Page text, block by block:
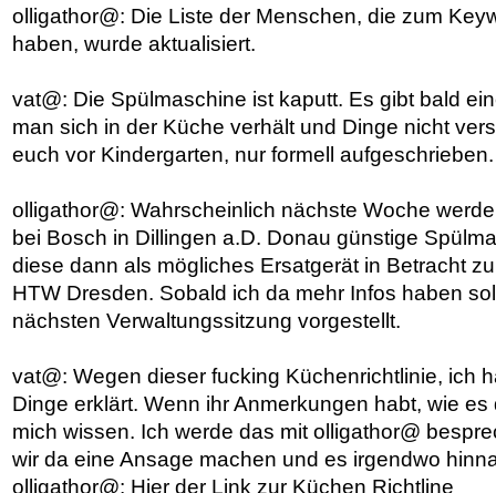
olligathor@: Die Liste der Menschen, die zum
haben, wurde aktualisiert.
vat@: Die Spülmaschine ist kaputt. Es gibt bald
man sich in der Küche verhält und Dinge nicht
euch vor Kindergarten, nur formell aufgeschrieben.
olligathor@: Wahrscheinlich nächste Woche
bei Bosch in Dillingen a.D. Donau günstige
diese dann als mögliches Ersatgerät in Betracht
HTW Dresden. Sobald ich da mehr Infos haben
nächsten Verwaltungssitzung vorgestellt.
vat@: Wegen dieser fucking Küchenrichtlinie, ich
Dinge erklärt. Wenn ihr Anmerkungen habt, wie
mich wissen. Ich werde das mit olligathor@
wir da eine Ansage machen und es irgendwo
olligathor@: Hier der Link zur Küchen Richtline